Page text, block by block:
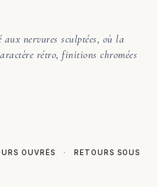
aux nervures sculptées, où la
rétro, finitions chromées
OUVRÉS ·
RETOURS SOUS